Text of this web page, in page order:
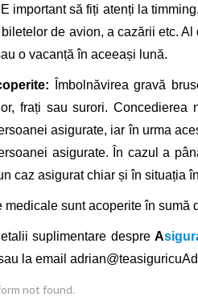
important să fiți atenți la
de avion, a cazării etc.
o vacanță în aceeași lună.
Îmbolnăvirea gravă
frați sau surori.Concedierea
asigurate, iar în urma
asigurate. În cazul a
caz asigurat chiar și în situația
medicale sunt acoperite în sumă
suplimentare despreA
la email
not found.